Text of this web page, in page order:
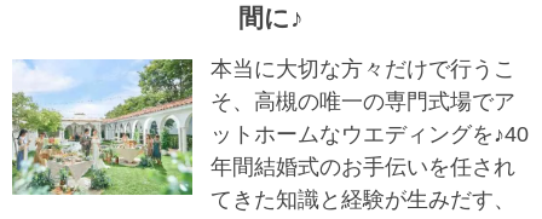
間に♪
本当に大切な方々だけで行うこ
そ、高槻の唯一の専門式場でア
ットホームなウエディングを♪40
年間結婚式のお手伝いを任され
てきた知識と経験が生みだす、